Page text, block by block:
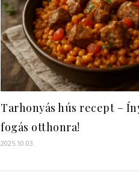
Tarhonyás hús recept –
fogás otthonra!
2025.10.03.